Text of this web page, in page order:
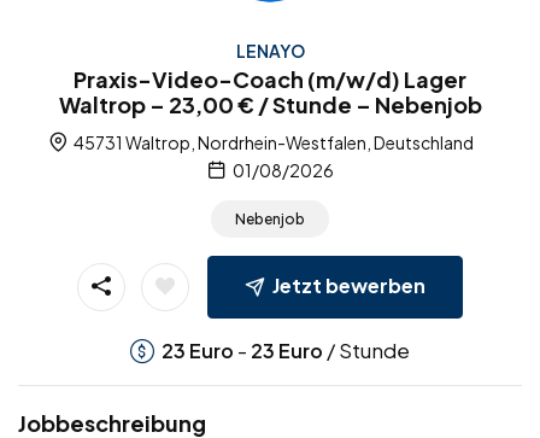
LENAYO
Praxis-Video-Coach (m/w/d) Lager
Waltrop – 23,00 € / Stunde – Nebenjob
45731 Waltrop, Nordrhein-Westfalen, Deutschland
01/08/2026
Nebenjob
Jetzt bewerben
23 Euro - 23 Euro / Stunde
Jobbeschreibung